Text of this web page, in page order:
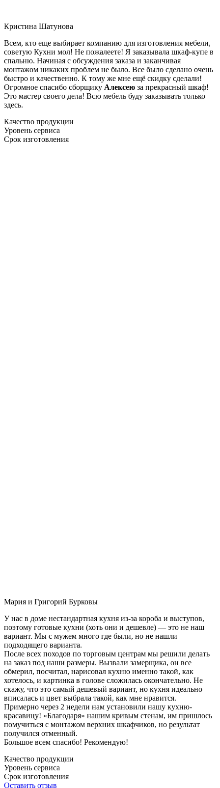
Кристина Шатунова
Всем, кто еще выбирает компанию для изготовления мебели,
советую Кухни мол! Не пожалеете! Я заказывала шкаф-купе в
спальню. Начиная с обсуждения заказа и заканчивая
монтажом никаких проблем не было. Все было сделано очень
быстро и качественно. К тому же мне ещё скидку сделали!
Огромное спасибо сборщику Алексею за прекрасный шкаф!
Это мастер своего дела! Всю мебель буду заказывать только
здесь.
Качество продукции
Уровень сервиса
Срок изготовления
Мария и Григорий Бурковы
У нас в доме нестандартная кухня из-за короба и выступов,
поэтому готовые кухни (хоть они и дешевле) — это не наш
вариант. Мы с мужем много где были, но не нашли
подходящего варианта.
После всех походов по торговым центрам мы решили делать
на заказ под наши размеры. Вызвали замерщика, он все
обмерил, посчитал, нарисовал кухню именно такой, как
хотелось, и картинка в голове сложилась окончательно. Не
скажу, что это самый дешевый вариант, но кухня идеально
вписалась и цвет выбрала такой, как мне нравится.
Примерно через 2 недели нам установили нашу кухню-
красавицу! «Благодаря» нашим кривым стенам, им пришлось
помучиться с монтажом верхних шкафчиков, но результат
получился отменный.
Большое всем спасибо! Рекомендую!
Качество продукции
Уровень сервиса
Срок изготовления
Оставить отзыв